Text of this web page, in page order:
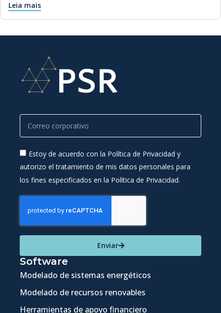
Leia mais
Estoy de acuerdo con la Política de Privacidad y
autorizo el tratamiento de mis datos personales para
los fines especificados en la Política de Privacidad.
Enviar
Software
Modelado de sistemas energéticos
Modelado de recursos renovables
Herramientas de apoyo financiero